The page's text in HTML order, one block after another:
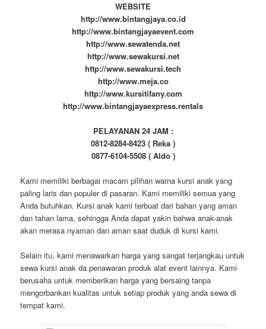
WEBSITE
http://www.bintangjaya.co.id
http://www.bintangjayaevent.com
http://www.sewatenda.net
http://www.sewakursi.net
http://www.sewakursi.tech
http://www.meja.co
http://www.kursitifany.com
http://www.bintangjayaexpress.rentals
PELAYANAN 24 JAM :
0812-8284-8423 ( Reka )
0877-6104-5508 ( Aldo )
Kami memiliki berbagai macam pilihan warna kursi anak yang
paling laris dan populer di pasaran. Kami memiliki semua yang
Anda butuhkan. Kursi anak kami terbuat dari bahan yang aman
dan tahan lama, sehingga Anda dapat yakin bahwa anak-anak
akan merasa nyaman dan aman saat duduk di kursi kami.
Selain itu, kami menawarkan harga yang sangat terjangkau untuk
sewa kursi anak da penawaran produk alat event lainnya. Kami
berusaha untuk memberikan harga yang bersaing tanpa
mengorbankan kualitas untuk setiap produk yang anda sewa di
tempat kami.